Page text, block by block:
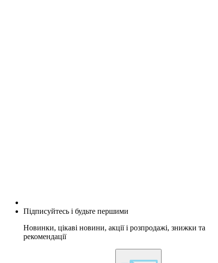
Підписуйтесь і будьте першими
Новинки, цікаві новини, акції і розпродажі, знижки та
рекомендації